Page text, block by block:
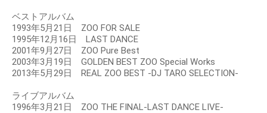
ベストアルバム
1993年5月21日 ZOO FOR SALE
1995年12月16日 LAST DANCE
2001年9月27日 ZOO Pure Best
2003年3月19日 GOLDEN BEST ZOO Special Works
2013年5月29日 REAL ZOO BEST -DJ TARO SELECTION-
ライブアルバム
1996年3月21日 ZOO THE FINAL-LAST DANCE LIVE-